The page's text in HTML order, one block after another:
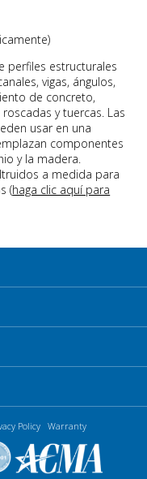
perfiles estructurales
vigas, ángulos,
de concreto,
y tuercas. Las
usar en una
componentes
y la madera.
a medida para
(haga clic aquí para
Policy Warranty